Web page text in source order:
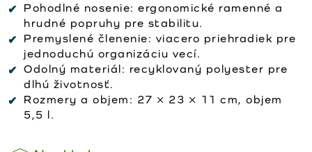
Pohodlné nosenie: ergonomické ramenné a
hrudné popruhy pre stabilitu.
Premyslené členenie: viacero priehradiek pre
jednoduchú organizáciu vecí.
Odolný materiál: recyklovaný polyester pre
dlhú životnosť.
Rozmery a objem: 27 × 23 × 11 cm, objem
5,5 l.